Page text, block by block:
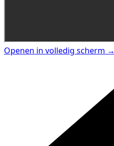
Openen in volledig scherm →